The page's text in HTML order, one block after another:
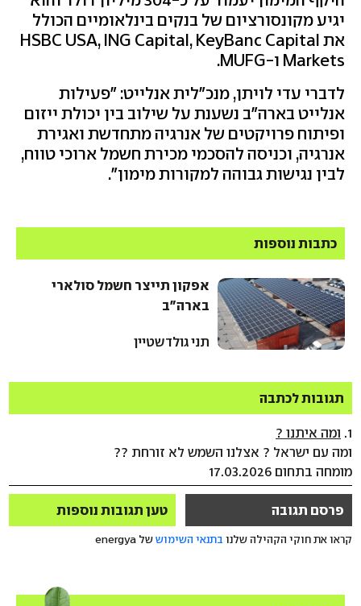
יגיע מקונסורציום של בנקים בינלאומיים הכולל
את HSBC USA, ING Capital, KeyBanc Capital
Markets ו-MUFG.
לדברי עדי לויתן, מנכ״לית אנלייט: ״פעילות
אנלייט בארה"ב נשענת על שילוב בין יכולת ייזום
ופיתוח פרויקטים של אנרגיה מתחדשת ואגירת
אנרגיה, וכניסה להסכמי מכירת חשמל ארוכי טווח,
לבין נגישות גבוהה למקורות מימון".
כתבות נוספות
אפקון תייצר חשמל סולארי
בארה"ב
תני גולדשטיין
תגובות לכתבה
1. ומה איתנו ?
ומה עם ישראל ? אצלנו השמש לא זורחת ??
מומחה בתחום 17.03.2026
פרסם תגובה טען תגובות נוספות
קראו את חוקי הקהילה שלנו בתנאי השימוששל energya